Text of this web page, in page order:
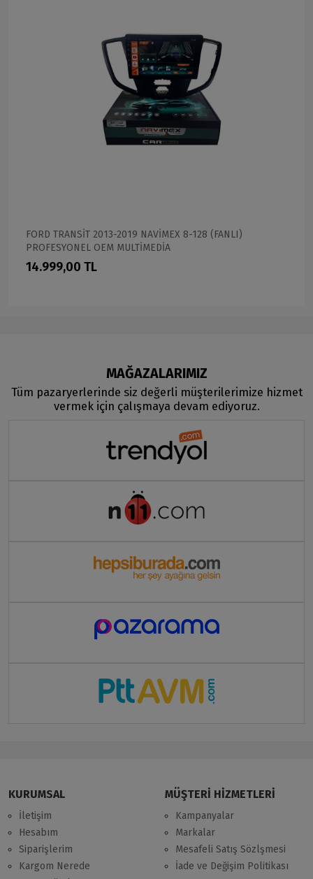
FORD TRANSİT 2013-2019 NAVİMEX 8-128 (FANLI)
PROFESYONEL OEM MULTİMEDİA
14.999,00 TL
MAĞAZALARIMIZ
Tüm pazaryerlerinde siz değerli müşterilerimize hizmet
vermek için çalışmaya devam ediyoruz.
KURUMSAL
İletişim
Hesabım
Siparişlerim
Kargom Nerede
MÜŞTERİ HİZMETLERİ
Kampanyalar
Markalar
Mesafeli Satış Sözlşmesi
İade ve Değişim Politikası